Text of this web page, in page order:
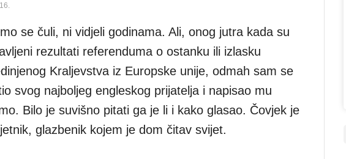
se čuli, ni vidjeli godinama. Ali, onog jutra kada su
rezultati referenduma o ostanku ili izlasku
Kraljevstva iz Europske unije, odmah sam se
svog najboljeg engleskog prijatelja i napisao mu
Bilo je suvišno pitati ga je li i kako glasao. Čovjek je
glazbenik kojem je dom čitav svijet.